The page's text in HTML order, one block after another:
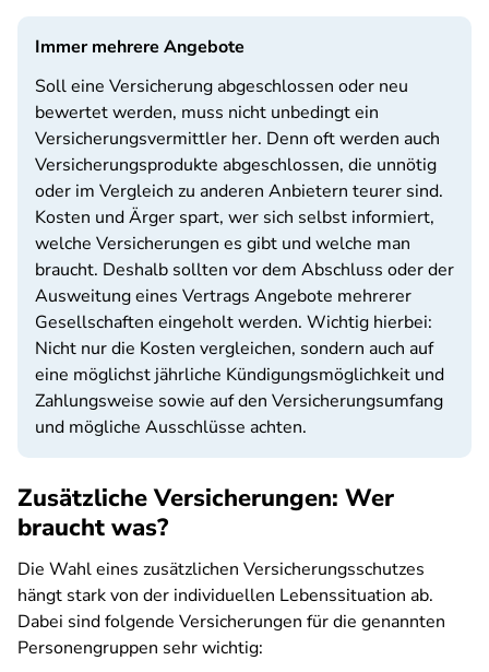
Immer mehrere Angebote
Soll eine Versicherung abgeschlossen oder neu
bewertet werden, muss nicht unbedingt ein
Versicherungsvermittler her. Denn oft werden auch
Versicherungsprodukte abgeschlossen, die unnötig
oder im Vergleich zu anderen Anbietern teurer sind.
Kosten und Ärger spart, wer sich selbst informiert,
welche Versicherungen es gibt und welche man
braucht. Deshalb sollten vor dem Abschluss oder der
Ausweitung eines Vertrags Angebote mehrerer
Gesellschaften eingeholt werden. Wichtig hierbei:
Nicht nur die Kosten vergleichen, sondern auch auf
eine möglichst jährliche Kündigungsmöglichkeit und
Zahlungsweise sowie auf den Versicherungsumfang
und mögliche Ausschlüsse achten.
Zusätzliche Versicherungen: Wer
braucht was?
Die Wahl eines zusätzlichen Versicherungsschutzes
hängt stark von der individuellen Lebenssituation ab.
Dabei sind folgende Versicherungen für die genannten
Personengruppen sehr wichtig: